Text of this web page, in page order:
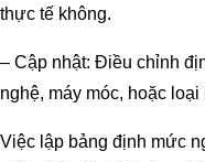
thực tế không.
– Cập nhật: Điều chỉnh
nghệ, máy móc, hoặc loại
Việc lập bảng định mức